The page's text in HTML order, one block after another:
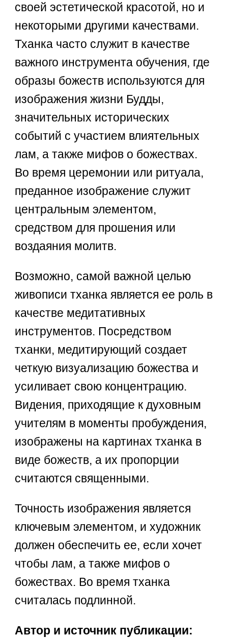
своей эстетической красотой, но и
некоторыми другими качествами.
Тханка часто служит в качестве
важного инструмента обучения, где
образы божеств используются для
изображения жизни Будды,
значительных исторических
событий с участием влиятельных
лам, а также мифов о божествах.
Во время церемонии или ритуала,
преданное изображение служит
центральным элементом,
средством для прошения или
воздаяния молитв.
Возможно, самой важной целью
живописи тханка является ее роль в
качестве медитативных
инструментов. Посредством
тханки, медитирующий создает
четкую визуализацию божества и
усиливает свою концентрацию.
Видения, приходящие к духовным
учителям в моменты пробуждения,
изображены на картинах тханка в
виде божеств, а их пропорции
считаются священными.
Точность изображения является
ключевым элементом, и художник
должен обеспечить ее, если хочет
чтобы лам, а также мифов о
божествах. Во время тханка
считалась подлинной.
Автор и источник публикации: